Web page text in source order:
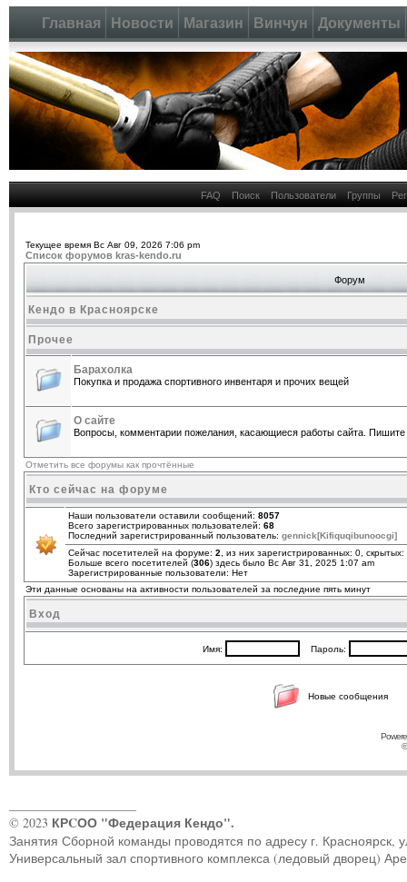
Главная Новости Магазин Винчун Документы
FAQ Поиск Пользователи Группы
Текущее время Вс Авг 09, 2026 7:06 pm
Список форумов kras-kendo.ru
Форум
Кендо в Красноярске
Прочее
Барахолка
Покупка и продажа спортивного инвентаря и прочих вещей
О сайте
Вопросы, комментарии пожелания, касающиеся работы сайта.
Отметить все форумы как прочтённые
Кто сейчас на форуме
Наши пользователи оставили сообщений: 8057
Всего зарегистрированных пользователей: 68
Последний зарегистрированный пользователь: gennick[Kifiquqibunoocgi]
Сейчас посетителей на форуме: 2 , из них зарегистрированных: 0,
Больше всего посетителей (306) здесь было Вс Авг 31, 2025 1:07 am
Зарегистрированные пользователи: Нет
Эти данные основаны на активности пользователей за последние пять минут
Вход
Имя: Пароль:
Новые сообщения
© 2023 КРCОО "Федерация Кендо".
Занятия Сборной команды проводятся по адресу г. Красноярск,
Универсальный зал спортивного комплекса (ледовый дворец)